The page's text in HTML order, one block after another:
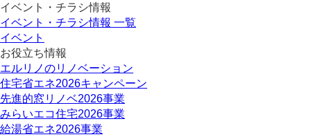
イベント・チラシ情報
イベント・チラシ情報 一覧
イベント
お役立ち情報
エルリノのリノベーション
住宅省エネ2026キャンペーン
先進的窓リノベ2026事業
みらいエコ住宅2026事業
給湯省エネ2026事業